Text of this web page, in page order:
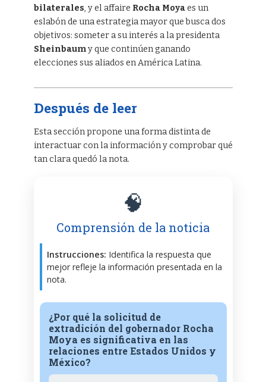
bilaterales, y el affaire Rocha Moyaes un
eslabón de una estrategia mayor que busca dos
objetivos: someter a su interés a la presidenta
Sheinbaumy que continúen ganando
elecciones sus aliados en América Latina.
Después de leer
Esta sección propone una forma distinta de
interactuar con la información y comprobar qué
tan clara quedó la nota.
🧠
Comprensión de la noticia
Instrucciones: Identifica la respuesta que
mejor refleje la información presentada en la
nota.
¿Por qué la solicitud de
extradición del gobernador Rocha
Moya es significativa en las
relaciones entre Estados Unidos y
México?